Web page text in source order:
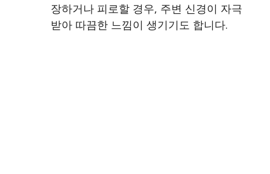
장하거나 피로할 경우, 주변 신경이 자극
받아 따끔한 느낌이 생기기도 합니다.